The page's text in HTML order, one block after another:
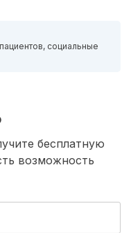
социальные
бесплатную
возможность